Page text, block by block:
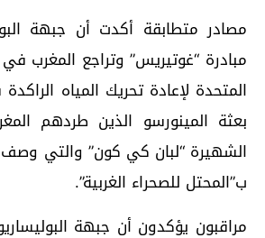
مصادر متطابقة أكدت أن جبهة
مبادرة “غوتيريس” وتراجع المغرب
المتحدة لإعادة تحريك المياه
بعثة المينورسو الذين طردهم
الشهيرة “لبان كي كون” والتي وصف
ب”المحتل للصحراء الغربية”.
مراقبون يؤكدون أن جبهة